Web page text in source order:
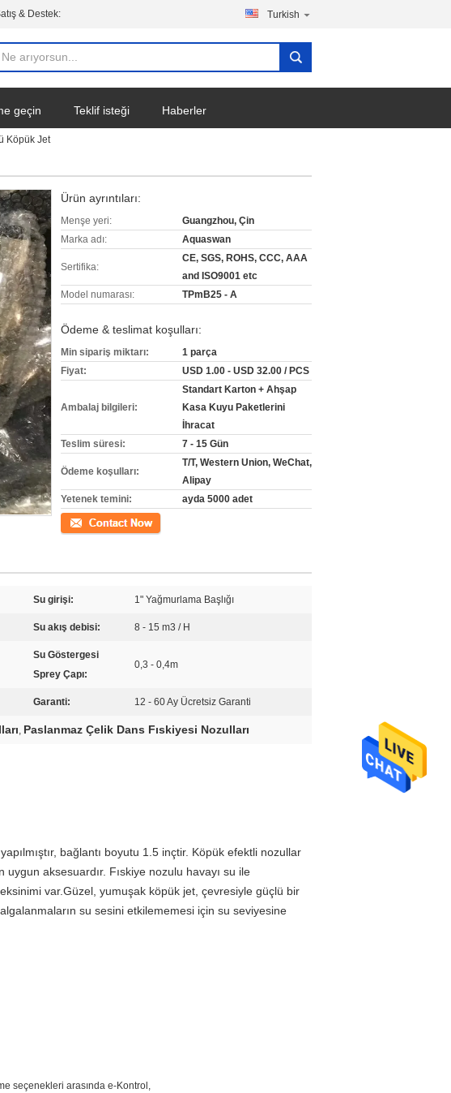
& Destek: Turkish
geçin Teklif isteği Haberler
Köpük Jet
Ürün ayrıntıları:
Menşe yeri:
Guangzhou, Çin
Marka adı:
Aquaswan
Sertifika:
CE, SGS, ROHS, CCC, AAA
and ISO9001 etc
Model numarası:
TPmB25 - A
Ödeme & teslimat koşulları:
Min sipariş miktarı:
1 parça
Fiyat:
USD 1.00 - USD 32.00 / PCS
Ambalaj bilgileri:
Standart Karton + Ahşap
Kasa Kuyu Paketlerini
İhracat
Teslim süresi:
7 - 15 Gün
Ödeme koşulları:
T/T, Western Union, WeChat,
Alipay
Yetenek temini:
ayda 5000 adet
İletişim
Su girişi: 1" Yağmurlama Başlığı
Su akış debisi: 8 - 15 m3 / H
Su Göstergesi
Sprey Çapı:
0,3 - 0,4m
Garanti: 12 - 60 Ay Ücretsiz Garanti
, Paslanmaz Çelik Dans Fıskiyesi Nozulları
bağlantı boyutu 1.5 inçtir. Köpük efektli nozullar
aksesuardır. Fıskiye nozulu havayı su ile
var.Güzel, yumuşak köpük jet, çevresiyle güçlü bir
su sesini etkilememesi için su seviyesine
seçenekleri arasında e-Kontrol,